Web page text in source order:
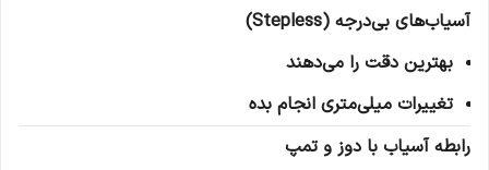
آسیاب‌های بی‌درجه (Stepless)
بهترین دقت را می‌دهند
تغییرات میلی‌متری انجام بده
رابطه آسیاب با دوز و تمپ